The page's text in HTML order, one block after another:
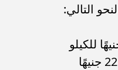
التالي: